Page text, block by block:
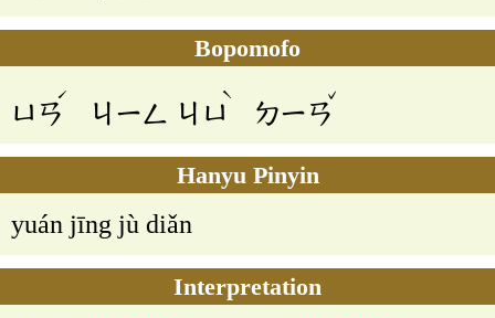
Bopomofo
ㄩㄢ
ˊ
ㄐㄧㄥ ㄐㄩ
ˋ
ㄉㄧㄢ
ˇ
Hanyu Pinyin
yuán jīng jù diǎn
Interpretation